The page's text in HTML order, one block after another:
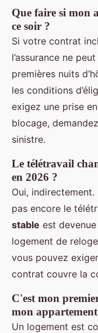
Que faire si mon
ce soir ?
Si votre contrat
l’assurance ne
premières nuits
les conditions
exigez une prise
blocage,
sinistre.
Le télétravail
en 2026 ?
Oui, indirectement.
pas encore le
stable est
logement de
vous pouvez
contrat couvre la
C'est mon
mon
Un logement est